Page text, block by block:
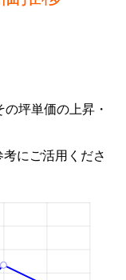
坪単価の上昇・
にご活用くださ